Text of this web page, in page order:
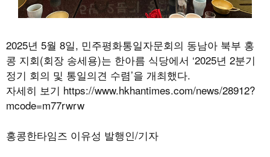
2025년 5월 8일, 민주평화통일자문회의 동남아 북부 홍
콩 지회(회장 송세용)는 한아름 식당에서 ‘2025년 2분기
정기 회의 및 통일의견 수렴’을 개최했다.
자세히 보기 https://www.hkhantimes.com/news/28912?
mcode=m77rwrw
홍콩한타임즈 이유성 발행인/기자